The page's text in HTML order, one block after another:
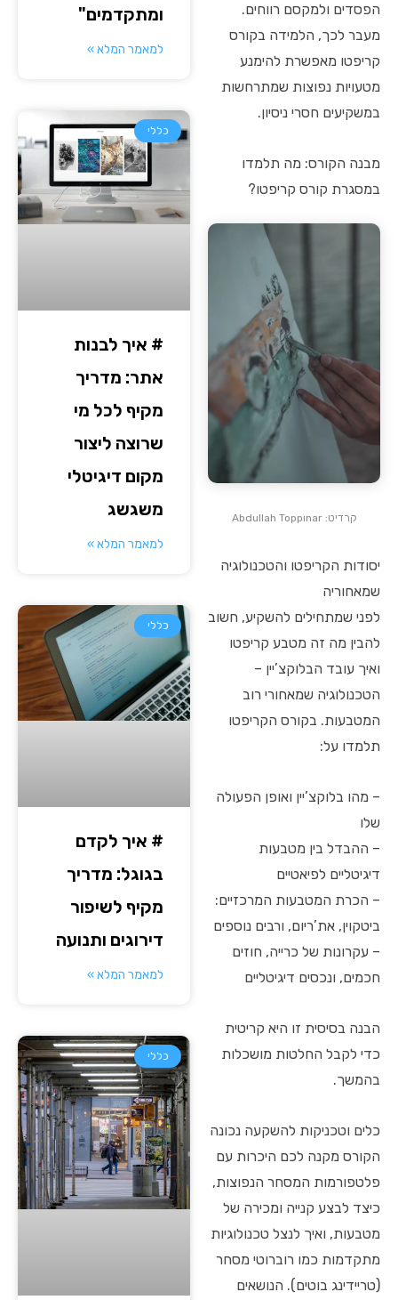
הפסדים ולמקסם רווחים.
מעבר לכך, הלמידה בקורס
קריפטו מאפשרת להימנע
מטעויות נפוצות שמתרחשות
במשקיעים חסרי ניסיון.
מבנה הקורס: מה תלמדו
במסגרת קורס קריפטו?
קרדיט: Abdullah Toppınar
יסודות הקריפטו והטכנולוגיה
שמאחוריה
לפני שמתחילים להשקיע, חשוב
להבין מה זה מטבע קריפטו
ואיך עובד הבלוקצ’יין –
הטכנולוגיה שמאחורי רוב
המטבעות. בקורס הקריפטו
תלמדו על:
– מהו בלוקצ’יין ואופן הפעולה
שלו
– ההבדל בין מטבעות
דיגיטליים לפיאטיים
– הכרת המטבעות המרכזיים:
ביטקוין, את’ריום, ורבים נוספים
– עקרונות של כרייה, חוזים
חכמים, ונכסים דיגיטליים
הבנה בסיסית זו היא קריטית
כדי לקבל החלטות מושכלות
בהמשך.
כלים וטכניקות להשקעה נכונה
הקורס מקנה לכם היכרות עם
פלטפורמות המסחר הנפוצות,
כיצד לבצע קנייה ומכירה של
מטבעות, ואיך לנצל טכנולוגיות
מתקדמות כמו רוברוטי מסחר
(טריידינג בוטים). הנושאים
ומתקדמים"
למאמר המלא »
כללי
# איך לבנות
אתר: מדריך
מקיף לכל מי
שרוצה ליצור
מקום דיגיטלי
משגשג
למאמר המלא »
כללי
# איך לקדם
בגוגל: מדריך
מקיף לשיפור
דירוגים ותנועה
למאמר המלא »
כללי